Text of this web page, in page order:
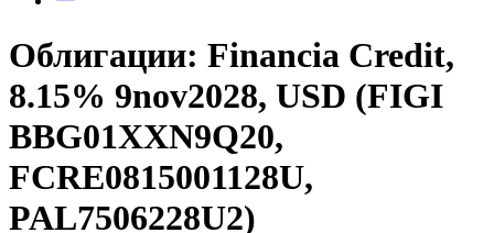
Облигации: Financia Credit,
8.15% 9nov2028, USD (FIGI
BBG01XXN9Q20,